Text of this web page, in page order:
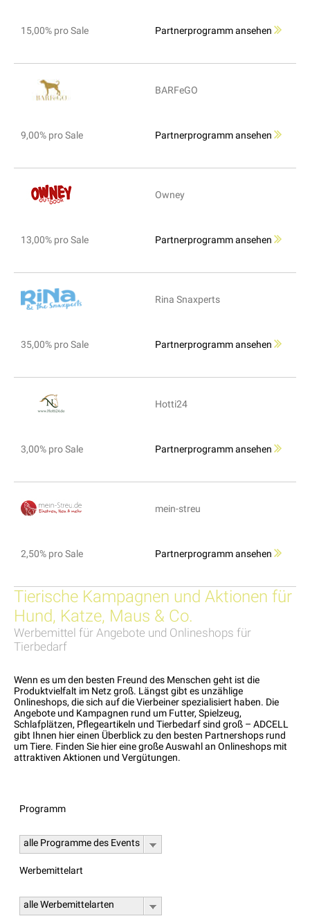
15,00% pro Sale Partnerprogramm ansehen
BARFeGO
9,00% pro Sale Partnerprogramm ansehen
Owney
13,00% pro Sale Partnerprogramm ansehen
Rina Snaxperts
35,00% pro Sale Partnerprogramm ansehen
Hotti24
3,00% pro Sale Partnerprogramm ansehen
mein-streu
2,50% pro Sale Partnerprogramm ansehen
Tierische Kampagnen und Aktionen für
Hund, Katze, Maus & Co.
Werbemittel für Angebote und Onlineshops für
Tierbedarf
Wenn es um den besten Freund des Menschen geht ist die
Produktvielfalt im Netz groß. Längst gibt es unzählige
Onlineshops, die sich auf die Vierbeiner spezialisiert haben. Die
Angebote und Kampagnen rund um Futter, Spielzeug,
Schlafplätzen, Pflegeartikeln und Tierbedarf sind groß – ADCELL
gibt Ihnen hier einen Überblick zu den besten Partnershops rund
um Tiere. Finden Sie hier eine große Auswahl an Onlineshops mit
attraktiven Aktionen und Vergütungen.
Programm
alle Programme des Events
Werbemittelart
alle Werbemittelarten